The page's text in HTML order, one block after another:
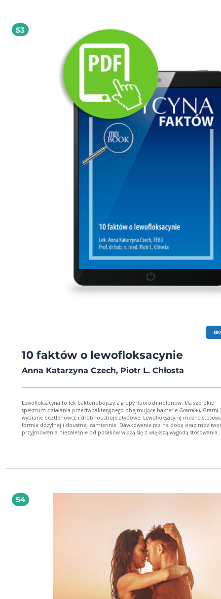
53
10 faktów o lewofloksacynie
Anna Katarzyna Czech, Piotr L. Chłosta
Lewofloksacyna to lek bakteriobójczy z grupy fluorochinolonów. Ma szerokie
spektrum działania przeciwbakteryjnego obejmujące bakterie Gram(+), Gram(-
wybrane beztlenowce i drobnoustroje atypowe. Lewofloksacynę można
formie dożylnej i doustnej zamiennie. Dawkowanie raz na dobę oraz
przyjmowania niezależnie od posiłków wiążą się z większą wygodą stosowania.
zapalenia najądrza oraz w leczeniu infekcji dróg oddechowych, skóry i tkanek
54